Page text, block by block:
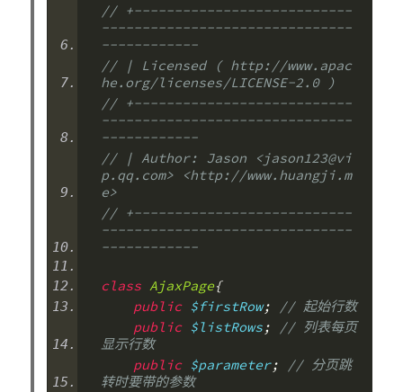
// +---------------------------
-------------------------------
------------
// | Licensed ( http://www.apac
he.org/licenses/LICENSE-2.0 )
// +---------------------------
-------------------------------
------------
// | Author: Jason <jason123@vi
p.qq.com> <http://www.huangji.m
e>
// +---------------------------
-------------------------------
------------
class AjaxPage{
public $firstRow;
// 起始行数
public $listRows;
// 列表每页
显示行数
public $parameter;
// 分页跳
转时要带的参数